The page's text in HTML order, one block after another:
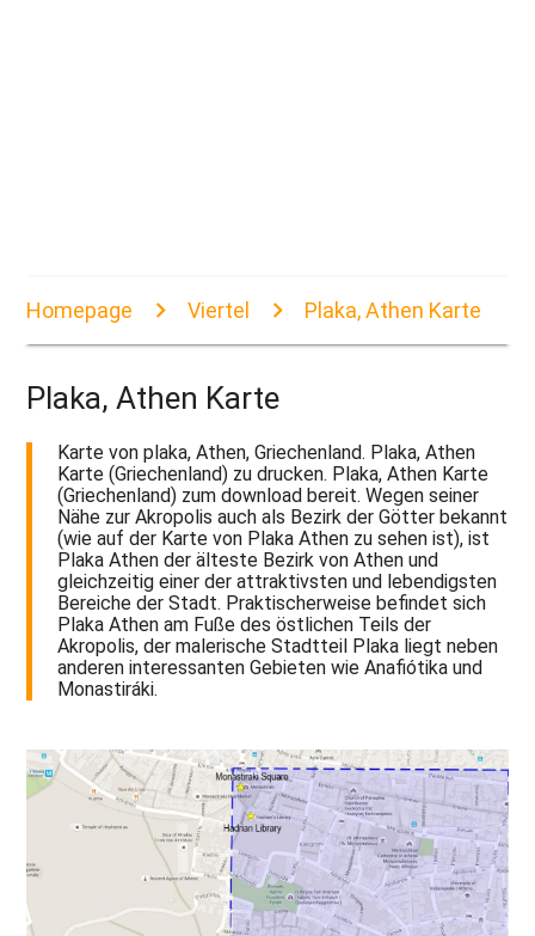
Homepage Viertel Plaka, Athen Karte
Plaka, Athen Karte
Karte von plaka, Athen, Griechenland. Plaka, Athen
Karte (Griechenland) zu drucken. Plaka, Athen Karte
(Griechenland) zum download bereit. Wegen seiner
Nähe zur Akropolis auch als Bezirk der Götter bekannt
(wie auf der Karte von Plaka Athen zu sehen ist), ist
Plaka Athen der älteste Bezirk von Athen und
gleichzeitig einer der attraktivsten und lebendigsten
Bereiche der Stadt. Praktischerweise befindet sich
Plaka Athen am Fuße des östlichen Teils der
Akropolis, der malerische Stadtteil Plaka liegt neben
anderen interessanten Gebieten wie Anafiótika und
Monastiráki.